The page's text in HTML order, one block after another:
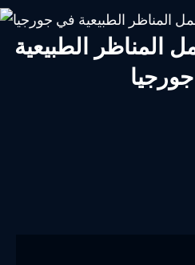
المناظر الطبيعية